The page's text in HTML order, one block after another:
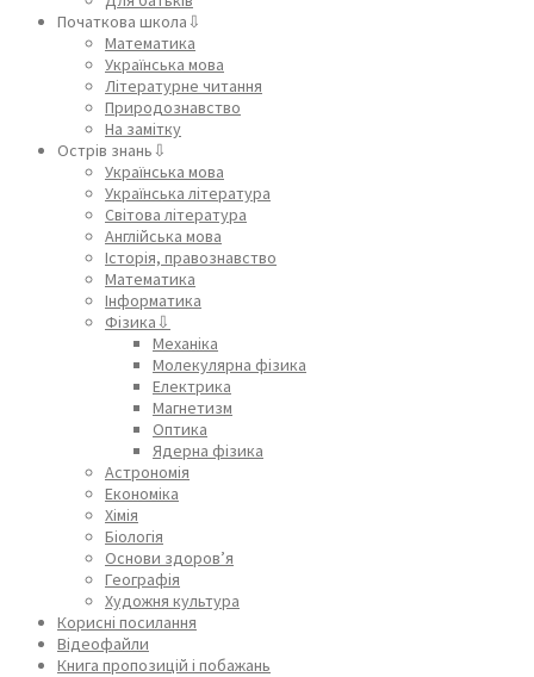
Початкова школа⇩
Математика
Українська мова
Літературне читання
Природознавство
На замітку
Острів знань⇩
Українська мова
Українська література
Світова література
Англійська мова
Історія, правознавство
Математика
Інформатика
Фізика⇩
Механіка
Молекулярна фізика
Електрика
Магнетизм
Оптика
Ядерна фізика
Астрономія
Економіка
Хімія
Біологія
Основи здоров’я
Географія
Художня культура
Корисні посилання
Відеофайли
Книга пропозицій і побажань